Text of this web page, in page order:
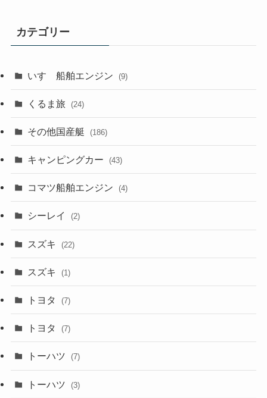
カテゴリー
いすゞ船舶エンジン (9)
くるま旅 (24)
その他国産艇 (186)
キャンピングカー (43)
コマツ船舶エンジン (4)
シーレイ (2)
スズキ (22)
スズキ (1)
トヨタ (7)
トヨタ (7)
トーハツ (7)
トーハツ (3)